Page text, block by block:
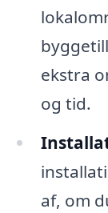
ekstra
og tid.
af, om